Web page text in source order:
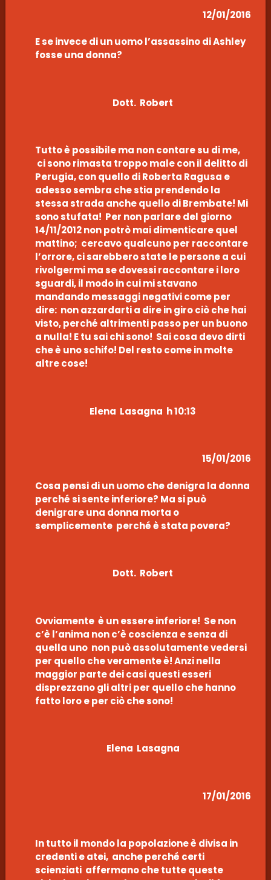
12/01/2016
E se invece di un uomo l’assassino di Ashley
fosse una donna?
Dott. Robert
Tutto è possibile ma non contare su di me,
ci sono rimasta troppo male con il delitto di
Perugia, con quello di Roberta Ragusa e
adesso sembra che stia prendendo la
stessa strada anche quello di Brembate! Mi
sono stufata! Per non parlare del giorno
14/11/2012 non potrò mai dimenticare quel
mattino; cercavo qualcuno per raccontare
l’orrore, ci sarebbero state le persone a cui
rivolgermi ma se dovessi raccontare i loro
sguardi, il modo in cui mi stavano
mandando messaggi negativi come per
dire: non azzardarti a dire in giro ciò che hai
visto, perché altrimenti passo per un buono
a nulla! E tu sai chi sono! Sai cosa devo dirti
che è uno schifo! Del resto come in molte
altre cose!
Elena Lasagna h 10:13
15/01/2016
Cosa pensi di un uomo che denigra la donna
perché si sente inferiore? Ma si può
denigrare una donna morta o
semplicemente perché è stata povera?
Dott. Robert
Ovviamente è un essere inferiore! Se non
c’è l’anima non c’è coscienza e senza di
quella uno non può assolutamente vedersi
per quello che veramente è! Anzi nella
maggior parte dei casi questi esseri
disprezzano gli altri per quello che hanno
fatto loro e per ciò che sono!
Elena Lasagna
17/01/2016
In tutto il mondo la popolazione è divisa in
credenti e atei, anche perché certi
scienziati affermano che tutte queste